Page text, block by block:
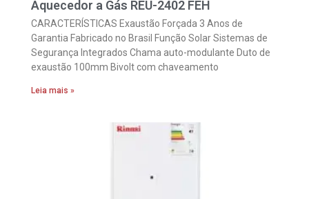
Aquecedor a Gás REU-2402 FEH
CARACTERÍSTICAS Exaustão Forçada 3 Anos de
Garantia Fabricado no Brasil Função Solar Sistemas de
Segurança Integrados Chama auto-modulante Duto de
exaustão 100mm Bivolt com chaveamento
Leia mais »